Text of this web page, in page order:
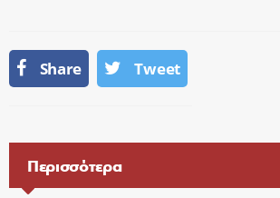
Share Tweet
Περισσότερα